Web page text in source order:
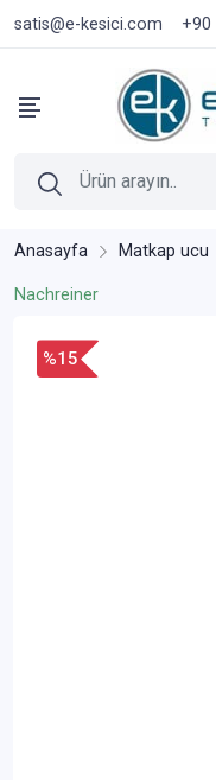
satis@e-kesici.com +90
Anasayfa Matkap ucu
Nachreiner
%15